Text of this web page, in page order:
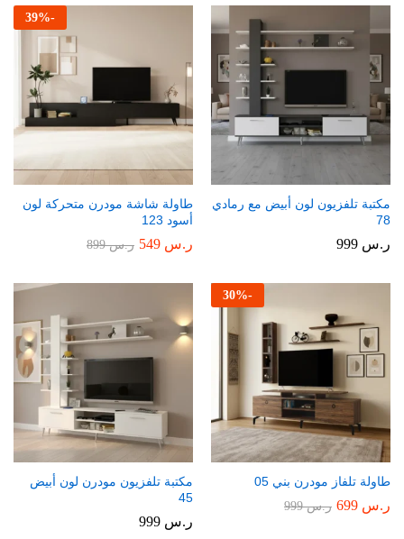
مكتبة تلفزيون لون أبيض مع رمادي
78
ر.س
-
39%
طاولة شاشة مودرن متحركة لون
أسود 123
ر.س ر.س899
-
30%
طاولة تلفاز مودرن بني 05
ر.س ر.س999
مكتبة تلفزيون مودرن لون أبيض
45
ر.س